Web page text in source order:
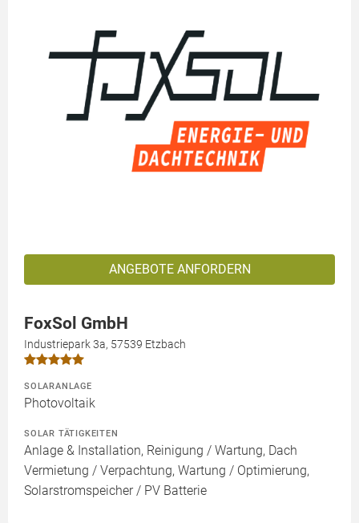
ANGEBOTE ANFORDERN
FoxSol GmbH
Industriepark 3a, 57539 Etzbach
SOLARANLAGE
Photovoltaik
SOLAR TÄTIGKEITEN
Anlage & Installation, Reinigung / Wartung, Dach
Vermietung / Verpachtung, Wartung / Optimierung,
Solarstromspeicher / PV Batterie